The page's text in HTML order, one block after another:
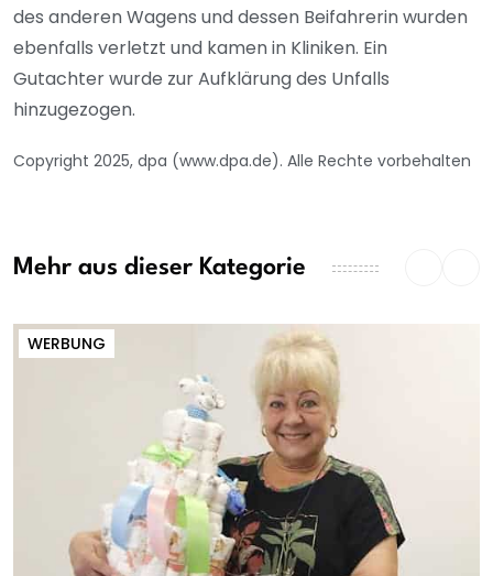
des anderen Wagens und dessen Beifahrerin wurden
ebenfalls verletzt und kamen in Kliniken. Ein
Gutachter wurde zur Aufklärung des Unfalls
hinzugezogen.
Copyright 2025, dpa (www.dpa.de). Alle Rechte vorbehalten
Mehr aus dieser Kategorie
WERBUNG